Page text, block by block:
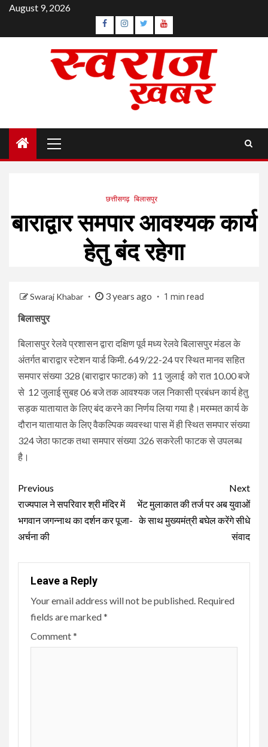
Skip
content
August 9, 2026
Facebook
Instagram
TwitterYouTube
Menu
छत्तीसगढ़ बिलासपुर
बाराद्वार समपार आवश्यक कार्य
हेतु बंद रहेगा
Swaraj Khabar 3 years ago 1 min read
बिलासपुर
बिलासपुर रेलवे प्रशासन द्वारा दक्षिण पूर्व मध्य रेलवे बिलासपुर मंडल के
अंतर्गत बाराद्वार स्टेशन यार्ड किमी. 649/22-24 पर स्थित मानव सहित
समपार संख्या 328 (बाराद्वार फाटक) को 11 जुलाई को रात 10.00 बजे
से 12 जुलाई सुबह 06 बजे तक आवश्यक जल निकासी प्रबंधन कार्य हेतु
सड़क यातायात के लिए बंद करने का निर्णय लिया गया है।मरम्मत कार्य के
दौरान यातायात के लिए वैकल्पिक व्यवस्था पास में ही स्थित समपार संख्या
324 जेठा फाटक तथा समपार संख्या 326 सकरेली फाटक से उपलब्ध
है।
Continue
Reading
Previous
राज्यपाल ने सपरिवार श्री मंदिर में
भगवान जगन्नाथ का दर्शन कर पूजा-
अर्चना की
Next
भेंट मुलाकात की तर्ज पर अब युवाओं
के साथ मुख्यमंत्री बघेल करेंगे सीधे
संवाद
Leave a Reply
Your email address will not be published. Required
fields are marked*
Comment*